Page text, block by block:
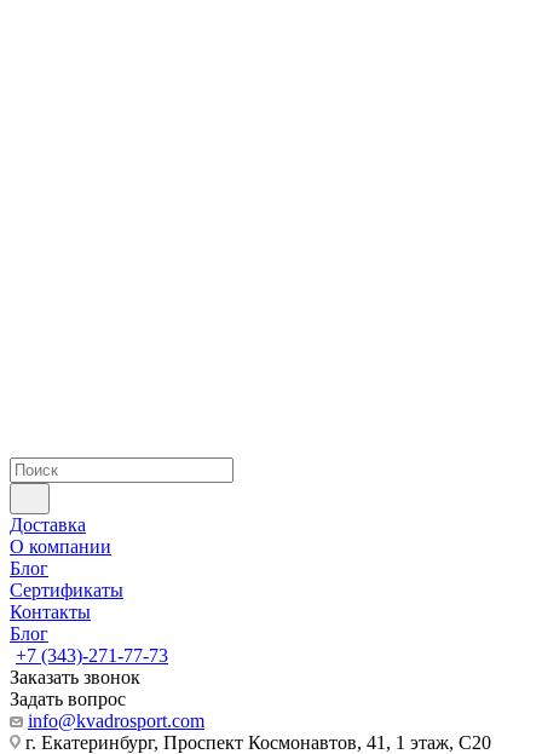
Доставка
О компании
Блог
Сертификаты
Контакты
Блог
+7 (343)-271-77-73
Заказать звонок
Задать вопрос
info@kvadrosport.com
г. Екатеринбург, Проспект Космонавтов, 41, 1 этаж, С20